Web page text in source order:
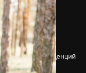
Цены
О нас
Reviews
Вакансии
Поиск тенденций
Блог